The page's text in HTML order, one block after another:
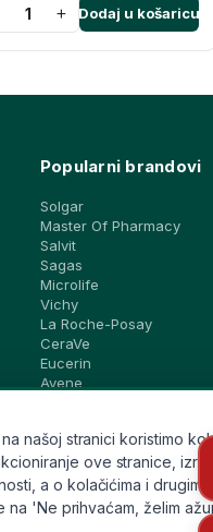
+ Dodaj u košaricu
Popularni brandovi
Solgar
Master Of Pharmacy
Salvit
Sagas
Microlife
Vichy
La Roche-Posay
CeraVe
Eucerin
Avene
našoj stranici koristimo
ove stranice,
a o kolačićima i drugim
'Ne prihvaćam, želim